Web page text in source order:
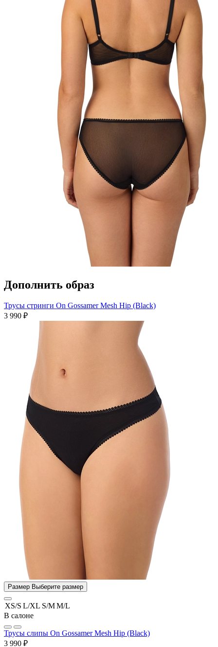
Дополнить образ
Трусы стринги On Gossamer Mesh Hip (Black)
3 990 ₽
Размер Выберите размер
XS/S L/XL S/MM/L
В салоне
Трусы слипы On Gossamer Mesh Hip (Black)
3 990 ₽